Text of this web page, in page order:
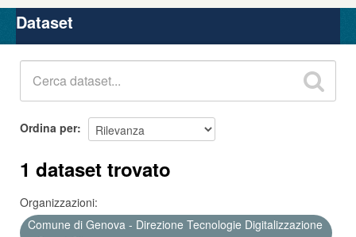
Organizzazioni
Gruppi
Dataset
Ordina per
1 dataset trovato
Organizzazioni:
Comune di Genova - Direzione Tecnologie Digitalizzazione